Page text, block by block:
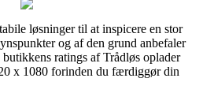
løsninger til at inspicere en stor
og af den grund anbefaler
ratings af Trådløs oplader
x 1080 forinden du færdiggør din